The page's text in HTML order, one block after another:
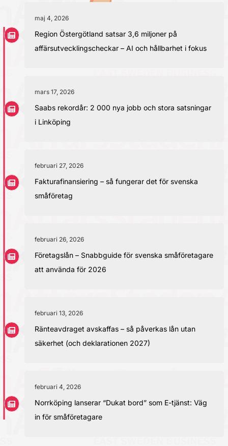
maj 4, 2026
Region Östergötland satsar 3,6 miljoner på
affärsutvecklingscheckar – AI och hållbarhet i fokus
mars 17, 2026
Saabs rekordår: 2 000 nya jobb och stora satsningar
i Linköping
februari 27, 2026
Fakturafinansiering – så fungerar det för svenska
småföretag
februari 26, 2026
Företagslån – Snabbguide för svenska småföretagare
att använda för 2026
februari 13, 2026
Ränteavdraget avskaffas – så påverkas lån utan
säkerhet (och deklarationen 2027)
februari 4, 2026
Norrköping lanserar “Dukat bord” som E-tjänst: Väg
in för småföretagare